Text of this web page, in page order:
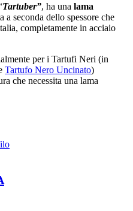
Tartuber”, ha una lama
a seconda dello spessore che
completamente in acciaio
per i Tartufi Neri (in
Tartufo Nero Uncinato)
che necessita una lama